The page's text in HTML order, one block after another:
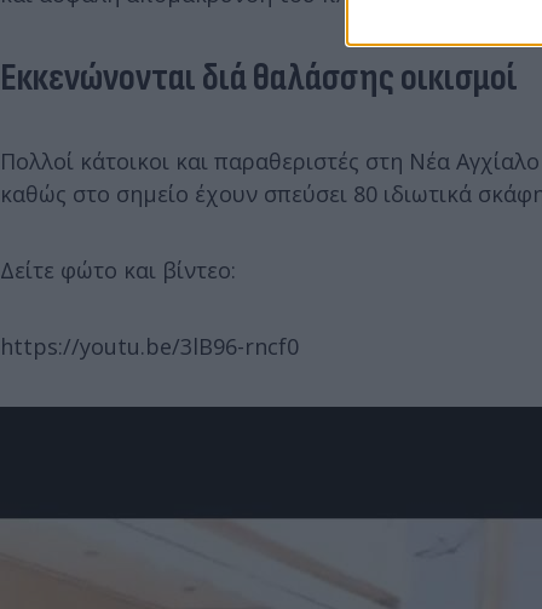
Εκκενώνονται διά θαλάσσης οικισμοί
Πολλοί κάτοικοι και παραθεριστές στη Νέα
καθώς στο σημείο έχουν σπεύσει 80 ιδιωτικά
Δείτε φώτο και βίντεο:
https://youtu.be/3lB96-rncf0